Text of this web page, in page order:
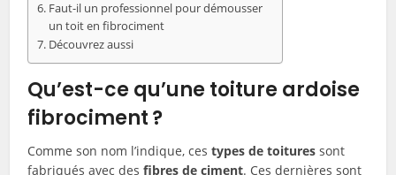
Faut-il un professionnel pour démousser
un toit en fibrociment
Découvrez aussi
Qu’est-ce qu’une toiture ardoise
fibrociment ?
Comme son nom l’indique, cestypes de toitures sont
fabriqués avec desfibres de ciment. Ces dernières sont